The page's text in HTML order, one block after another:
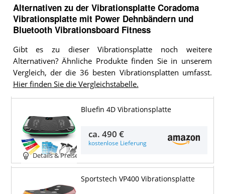
Alternativen zu der Vibrationsplatte Coradoma
Vibrationsplatte mit Power Dehnbändern und
Bluetooth Vibrationsboard Fitness
Gibt es zu dieser Vibrationsplatte noch weitere
Alternativen? Ähnliche Produkte finden Sie in unserem
Vergleich, der die 36 besten Vibrationsplatten umfasst.
Hier finden Sie die Vergleichstabelle.
Details & Preise
Bluefin 4D Vibrationsplatte
ca.490 €
kostenlose Lieferung
Sportstech VP400 Vibrationsplatte